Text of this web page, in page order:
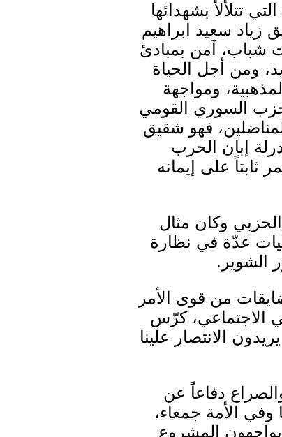
تتلألأ بشهدائها
زياد سعيد ابراهيم
شباب، آمن بمبادئ
ومن أجل الحياة
ومواجهة
السوري القومي
فهو شقيق
إبان الحرب
ثابتاً على إيمانه
الحزبي وكان مثال
عدّة في نظارة
الشوير.
من قوى الأمر
الاجتماعي، كرّس
الانتصار علينا
دفاعاًَ عن
الأمة جمعاء،
المشروع